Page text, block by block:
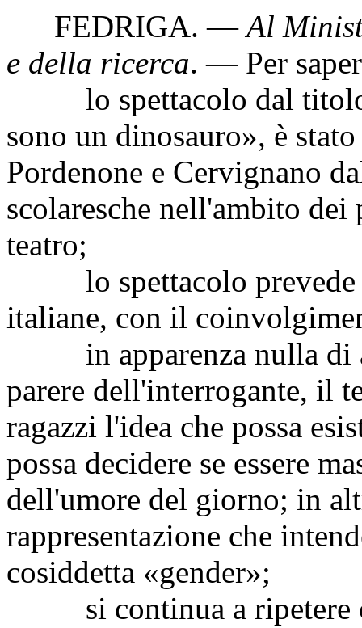
FEDRIGA. —Al
e della ricerca. — Per
lo spettacolo dal titolo
sono un dinosauro», è
Pordenone e Cervignano
scolaresche nell'ambito
teatro;
lo spettacolo prevede
italiane, con il
in apparenza nulla di
parere dell'interrogante, il
ragazzi l'idea che possa
possa decidere se essere
dell'umore del giorno; in
rappresentazione che
cosiddetta «gender»;
si continua a ripetere